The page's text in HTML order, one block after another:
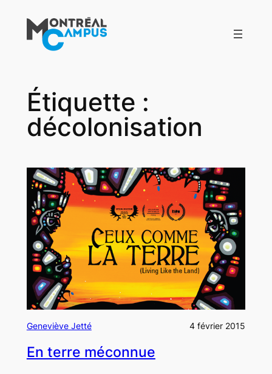
contenu
Étiquette :
décolonisation
Geneviève Jetté 4 février 2015
En terre méconnue